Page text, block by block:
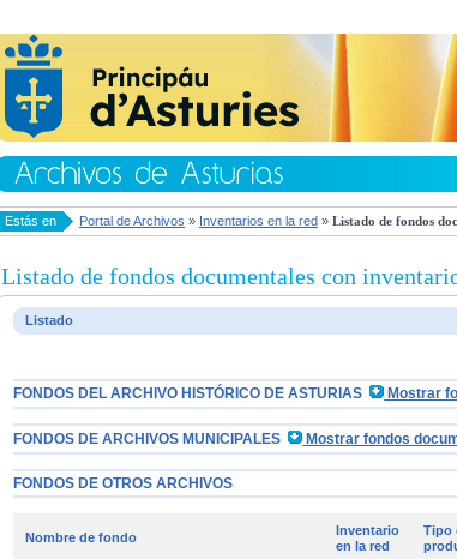
Estás en Portal de Archivos » Inventarios en la red » Listado de fondos
Listado de fondos documentales con
Listado
FONDOS DEL ARCHIVO HISTÓRICO DE ASTURIAS Mostrar
FONDOS DE ARCHIVOS MUNICIPALES Mostrar fondos
FONDOS DE OTROS ARCHIVOS
Nombre de fondo
Inventario
en la red
Tipo